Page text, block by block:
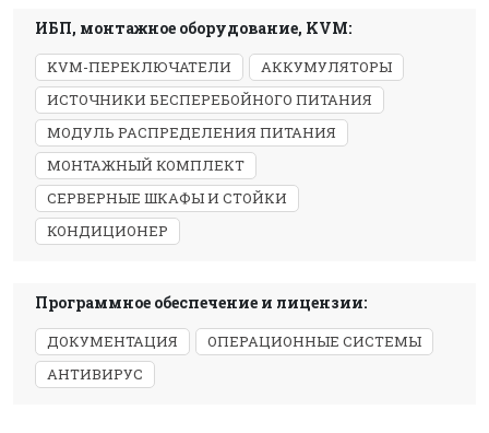
ИБП, монтажное оборудование, KVM:
KVM-ПЕРЕКЛЮЧАТЕЛИ
АККУМУЛЯТОРЫ
ИСТОЧНИКИ БЕСПЕРЕБОЙНОГО ПИТАНИЯ
МОДУЛЬ РАСПРЕДЕЛЕНИЯ ПИТАНИЯ
МОНТАЖНЫЙ КОМПЛЕКТ
СЕРВЕРНЫЕ ШКАФЫ И СТОЙКИ
КОНДИЦИОНЕР
Программное обеспечение и лицензии:
ДОКУМЕНТАЦИЯ
ОПЕРАЦИОННЫЕ СИСТЕМЫ
АНТИВИРУС